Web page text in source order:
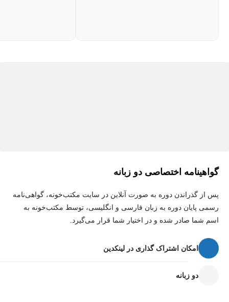
گواهینامه اختصاصی دو زبانه
پس از گذراندن دوره به صورت آنلاین در سایت مکتب‌خونه، گواهی‌نامه
رسمی پایان دوره به زبان فارسی و انگلیسی، توسط مکتب‌خونه به
اسم شما صادر شده و در اختیار شما قرار می‌گیرد.
امکان اشتراک گذاری در لینکدین
دو زبانه